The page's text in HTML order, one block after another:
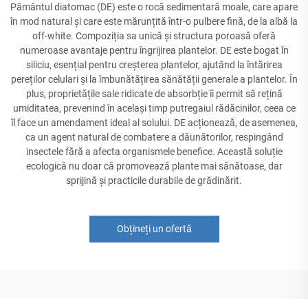
Pământul diatomac (DE) este o rocă sedimentară moale, care apare
în mod natural și care este mărunțită într-o pulbere fină, de la albă la
off-white. Compoziția sa unică și structura poroasă oferă
numeroase avantaje pentru îngrijirea plantelor. DE este bogat în
siliciu, esențial pentru creșterea plantelor, ajutând la întărirea
pereților celulari și la îmbunătățirea sănătății generale a plantelor. În
plus, proprietățile sale ridicate de absorbție îi permit să rețină
umiditatea, prevenind în același timp putregaiul rădăcinilor, ceea ce
îl face un amendament ideal al solului. DE acționează, de asemenea,
ca un agent natural de combatere a dăunătorilor, respingând
insectele fără a afecta organismele benefice. Această soluție
ecologică nu doar că promovează plante mai sănătoase, dar
sprijină și practicile durabile de grădinărit.
Obțineți un ofertă